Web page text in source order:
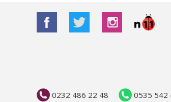
0232 486 22 48 0535 542